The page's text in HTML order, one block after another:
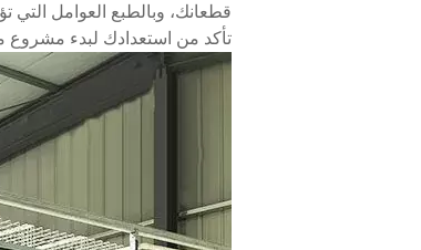
قطعانك، وبالطبع العوامل
تأكد من استعدادك لبدء مشروع